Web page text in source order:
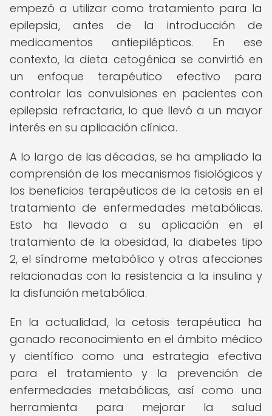
empezó a utilizar como tratamiento para la
epilepsia, antes de la introducción de
medicamentos antiepilépticos. En ese
contexto, la dieta cetogénica se convirtió en
un enfoque terapéutico efectivo para
controlar las convulsiones en pacientes con
epilepsia refractaria, lo que llevó a un mayor
interés en su aplicación clínica.
A lo largo de las décadas, se ha ampliado la
comprensión de los mecanismos fisiológicos y
los beneficios terapéuticos de la cetosis en el
tratamiento de enfermedades metabólicas.
Esto ha llevado a su aplicación en el
tratamiento de la obesidad, la diabetes tipo
2, el síndrome metabólico y otras afecciones
relacionadas con la resistencia a la insulina y
la disfunción metabólica.
En la actualidad, la cetosis terapéutica ha
ganado reconocimiento en el ámbito médico
y científico como una estrategia efectiva
para el tratamiento y la prevención de
enfermedades metabólicas, así como una
herramienta para mejorar la salud